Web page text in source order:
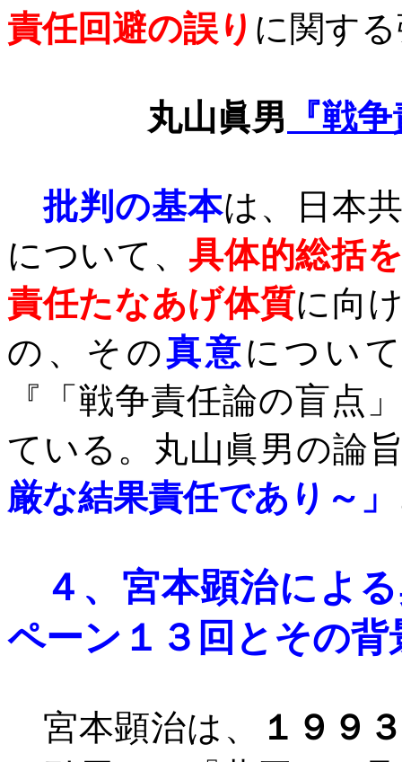
責任回避の誤り に関す
丸山眞男 『戦
批判の基本は、日本
について、 具体的総括
責任たなあげ体質に向
の、その真意につい
『「戦争責任論の盲点
ている。丸山眞男の論
厳な結果責任であり～」
４、 宮本顕治によ
ペーン １３回とその背
宮本顕治は、
１９９